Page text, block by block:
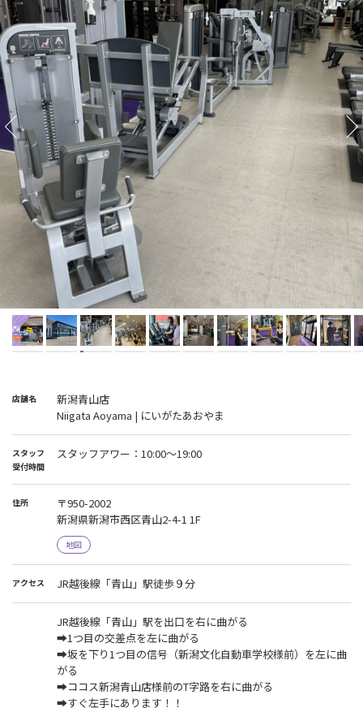
店舗名
新潟青山店
Niigata Aoyama | にいがたあおやま
スタッフ
受付時間
スタッフアワー：10:00〜19:00
住所
〒950-2002
新潟県新潟市西区青山2-4-1 1F
地図
アクセス JR越後線「青山」駅徒歩９分
JR越後線「青山」駅を出口を右に曲がる
➡1つ目の交差点を左に曲がる
➡坂を下り1つ目の信号（新潟文化自動車学校様前）を左に曲
がる
➡ココス新潟青山店様前のT字路を右に曲がる
➡すぐ左手にあります！！